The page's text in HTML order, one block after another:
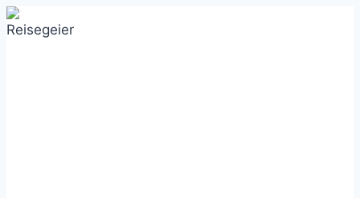
Zum
Inhalt